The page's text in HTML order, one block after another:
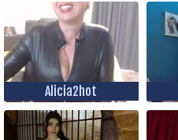
Alicia2hot